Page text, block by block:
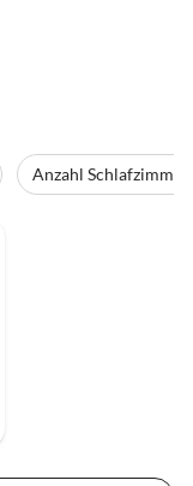
Anzahl Schlafzimmer